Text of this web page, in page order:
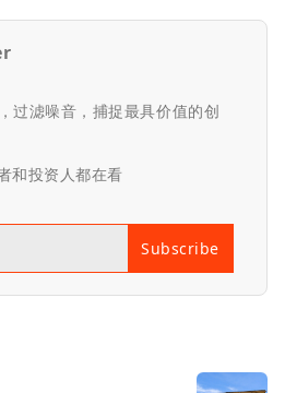
过滤噪音，捕捉最具价值的创
和投资人都在看
Subscribe